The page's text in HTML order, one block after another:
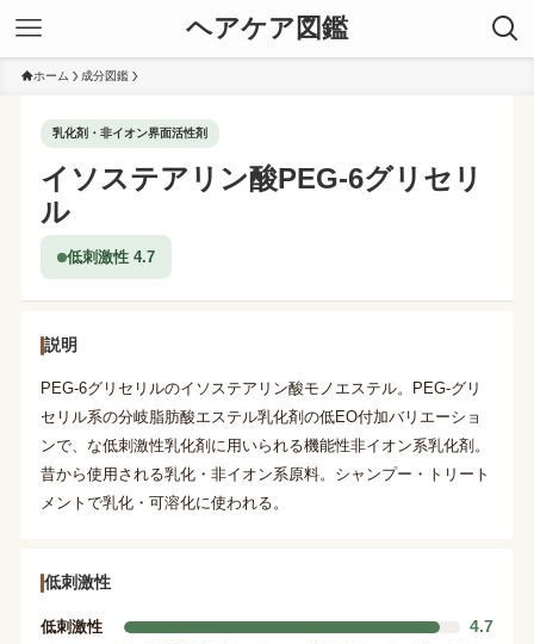
ヘアケア図鑑
ホーム 成分図鑑
乳化剤・非イオン界面活性剤
イソステアリン酸PEG-6グリセリ
ル
低刺激性 4.7
説明
PEG-6グリセリルのイソステアリン酸モノエステル。PEG-グリ
セリル系の分岐脂肪酸エステル乳化剤の低EO付加バリエーショ
ンで、な低刺激性乳化剤に用いられる機能性非イオン系乳化剤。
昔から使用される乳化・非イオン系原料。シャンプー・トリート
メントで乳化・可溶化に使われる。
低刺激性
低刺激性 4.7